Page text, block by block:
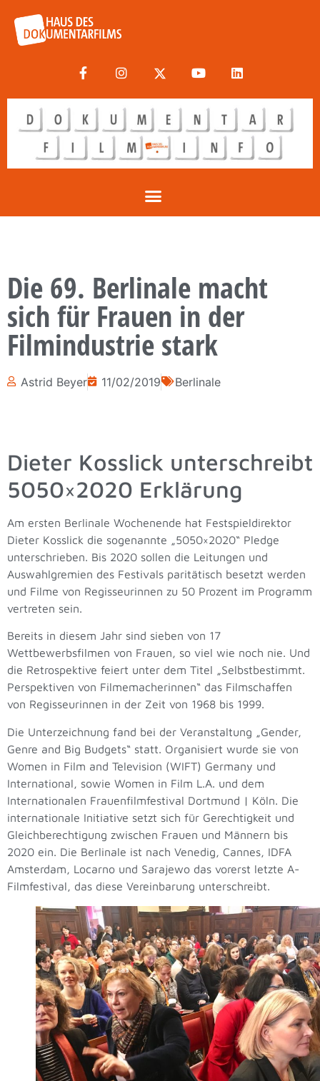
Die 69. Berlinale macht
sich für Frauen in der
Filmindustrie stark
Astrid Beyer 11/02/2019 Berlinale
Dieter Kosslick unterschreibt
5050×2020 Erklärung
Am ersten Berlinale Wochenende hat Festspieldirektor
Dieter Kosslick die sogenannte „5050×2020“ Pledge
unterschrieben. Bis 2020 sollen die Leitungen und
Auswahlgremien des Festivals paritätisch besetzt werden
und Filme von Regisseurinnen zu 50 Prozent im Programm
vertreten sein.
Bereits in diesem Jahr sind sieben von 17
Wettbewerbsfilmen von Frauen, so viel wie noch nie. Und
die Retrospektive feiert unter dem Titel „Selbstbestimmt.
Perspektiven von Filmemacherinnen“ das Filmschaffen
von Regisseurinnen in der Zeit von 1968 bis 1999.
Die Unterzeichnung fand bei der Veranstaltung „Gender,
Genre and Big Budgets“ statt. Organisiert wurde sie von
Women in Film and Television (WIFT) Germany und
International, sowie Women in Film L.A. und dem
Internationalen Frauenfilmfestival Dortmund | Köln. Die
internationale Initiative setzt sich für Gerechtigkeit und
Gleichberechtigung zwischen Frauen und Männern bis
2020 ein. Die Berlinale ist nach Venedig, Cannes, IDFA
Amsterdam, Locarno und Sarajewo das vorerst letzte A-
Filmfestival, das diese Vereinbarung unterschreibt.